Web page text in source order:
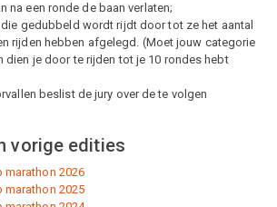
na een ronde de baan verlaten;
gedubbeld wordt rijdt door tot ze het aantal
rijden hebben afgelegd. (Moet jouw categorie
dien je door te rijden tot je 10 rondes hebt
beslist de jury over de te volgen
vorige edities
marathon 2026
marathon 2025